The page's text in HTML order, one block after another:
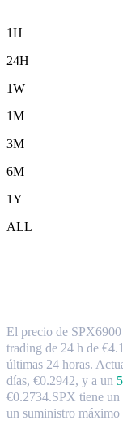
1H
24H
1W
1M
3M
6M
1Y
ALL
El precio de
trading de 24 h de
últimas 24 horas.
días, €0.2942, y a un
€0.2734.SPX tiene
un suministro